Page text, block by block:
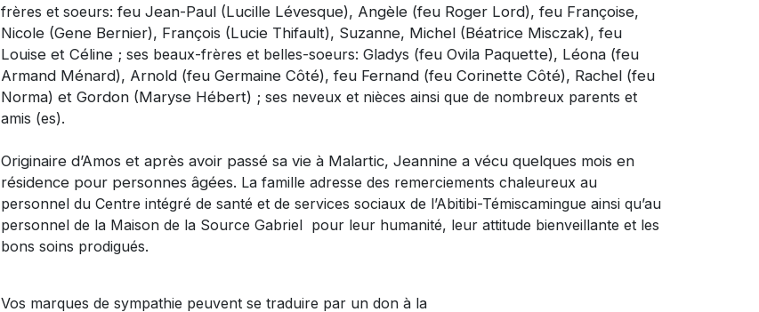
frères et soeurs:feu Jean-Paul (Lucille Lévesque), Angèle (feu Roger Lord), feu Françoise,
Nicole (Gene Bernier), François (Lucie Thifault), Suzanne, Michel (Béatrice Misczak), feu
Louise et Céline ; ses beaux-frères et belles-soeurs: Gladys (feu Ovila Paquette), Léona (feu
Armand Ménard), Arnold (feu Germaine Côté), feu Fernand (feu Corinette Côté), Rachel (feu
Norma) et Gordon (Maryse Hébert) ; ses neveux et nièces ainsi que de nombreux parents et
amis (es).
Originaire d’Amos et après avoir passé sa vie à Malartic, Jeannine a vécu quelques mois en
résidence pour personnes âgées. La famille adresse des remerciements chaleureux au
personnel du Centre intégré de santé et de services sociaux de l’Abitibi-Témiscamingue ainsi qu’au
personnel de la Maison de la Source Gabriel pour leur humanité, leur attitude bienveillante et les
bons soins prodigués.
Vos marques de sympathie peuvent se traduire par un don à la